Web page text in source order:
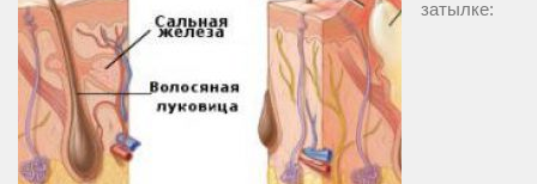
затылке: